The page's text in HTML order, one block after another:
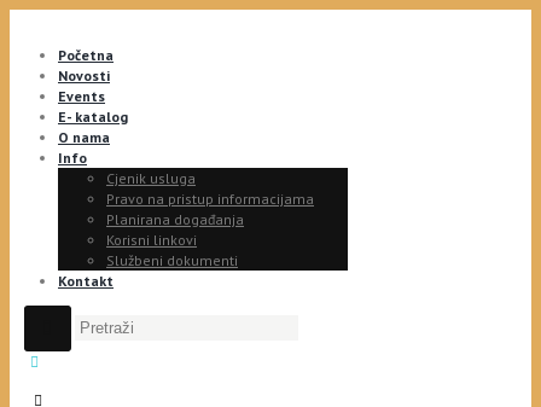
Početna
Novosti
Events
E- katalog
O nama
Info
Cjenik usluga
Pravo na pristup informacijama
Planirana događanja
Korisni linkovi
Službeni dokumenti
Kontakt